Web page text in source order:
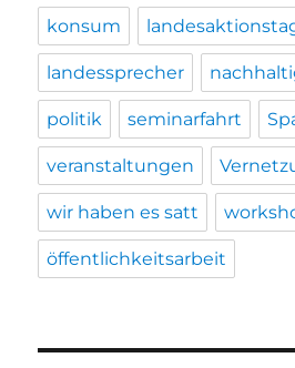
konsum
landessprecher
politik seminarfahrt
veranstaltungen
wir haben es satt
öffentlichkeitsarbeit